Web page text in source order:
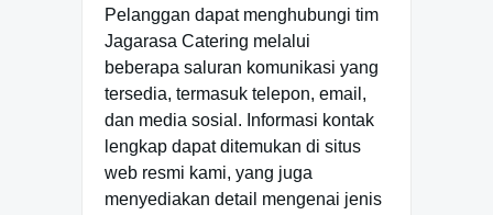
Pelanggan dapat menghubungi tim
Jagarasa Catering melalui
beberapa saluran komunikasi yang
tersedia, termasuk telepon, email,
dan media sosial. Informasi kontak
lengkap dapat ditemukan di situs
web resmi kami, yang juga
menyediakan detail mengenai jenis